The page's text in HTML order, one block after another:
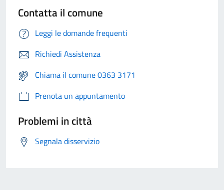
Contatta il comune
Leggi le domande frequenti
Richiedi Assistenza
Chiama il comune 0363 3171
Prenota un appuntamento
Problemi in città
Segnala disservizio